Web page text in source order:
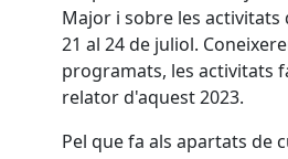
Major i sobre les activitats
21 al 24 de juliol.
programats, les activitats
relator d'aquest 2023.
Pel que fa als apartats de